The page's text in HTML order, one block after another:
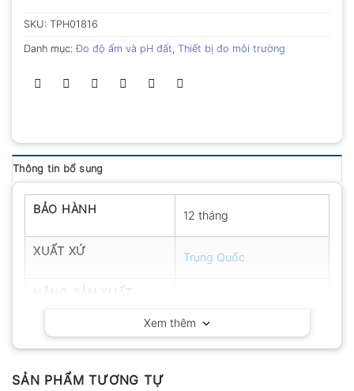
SKU: TPH01816
Danh mục:Đo độ ẩm và pH đất, Thiết bị đo môi trường
Thông tin bổ sung
BẢO HÀNH 12 tháng
XUẤT XỨ Trung Quốc
Xem thêm
SẢN PHẨM TƯƠNG TỰ